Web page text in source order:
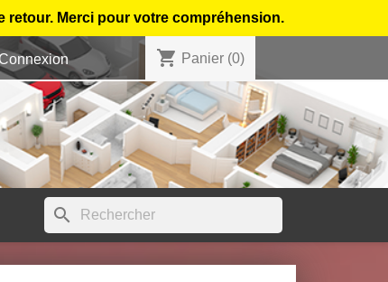
retour. Merci pour votre compréhension.
shopping_cart Panier (0)
search